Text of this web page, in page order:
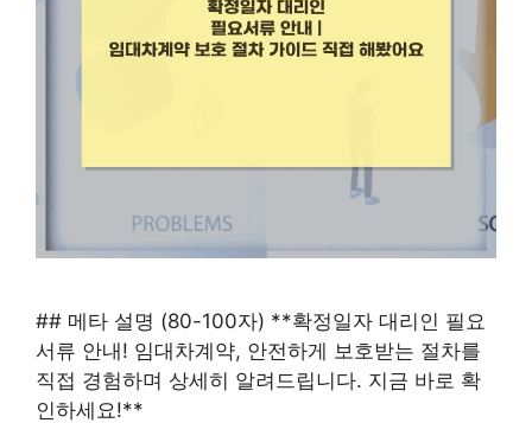
## 메타 설명 (80-100자) **확정일자 대리인 필요
서류 안내! 임대차계약, 안전하게 보호받는 절차를
직접 경험하며 상세히 알려드립니다. 지금 바로 확
인하세요!**